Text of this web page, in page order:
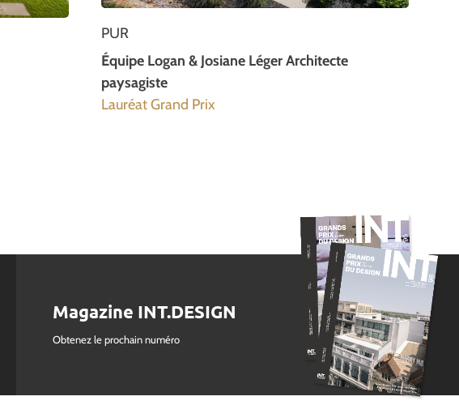
PUR
Équipe Logan & Josiane Léger Architecte
paysagiste
Lauréat Grand Prix
Magazine INT.DESIGN
Obtenez le prochain numéro